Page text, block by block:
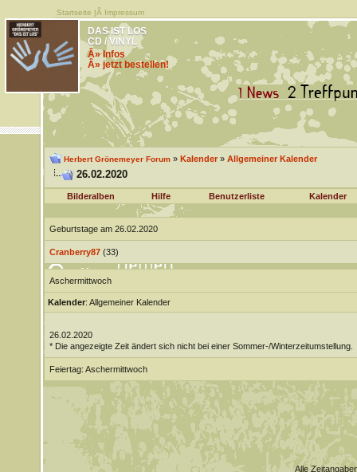
Startseite |Â Impressum
DAS IST LOS
CD / VINYL
Â» Infos
Â» jetzt bestellen!
Herbert Grönemeyer Forum» Kalender» Allgemeiner Kalender
26.02.2020
Bilderalben Hilfe Benutzerliste Kalender
Geburtstage am 26.02.2020
Cranberry87(33)
Aschermittwoch
Kalender: Allgemeiner Kalender
26.02.2020
* Die angezeigte Zeit ändert sich nicht bei einer Sommer-/Winterzeitumstellung.
Feiertag: Aschermittwoch
Alle